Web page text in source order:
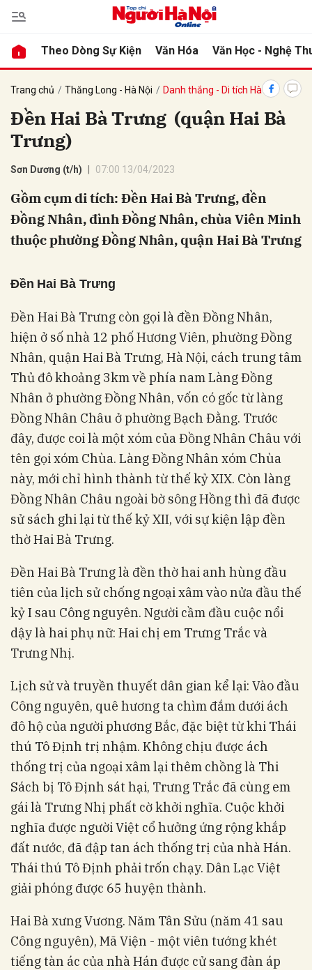
Theo Dòng Sự Kiện Văn Hóa Văn Học - Nghệ
Trang chủ Thăng Long - Hà Nội Danh thắng - Di tích Hà Nội
Đền Hai Bà Trưng (quận Hai Bà
Trưng)
Sơn Dương (t/h) 07:00 13/04/2023
Gồm cụm di tích: Đền Hai Bà Trưng, đền
Đồng Nhân, đình Đồng Nhân, chùa Viên Minh
thuộc phường Đồng Nhân, quận Hai Bà Trưng
Đền Hai Bà Trưng
Đền Hai Bà Trưng còn gọi là đền Đồng Nhân,
hiện ở số nhà 12 phố Hương Viên, phường Đồng
Nhân, quận Hai Bà Trưng, Hà Nội, cách trung tâm
Thủ đô khoảng 3km về phía nam Làng Đồng
Nhân ở phường Đồng Nhân, vốn có gốc từ làng
Đồng Nhân Châu ở phường Bạch Đằng. Trước
đây, được coi là một xóm của Đồng Nhân Châu với
tên gọi xóm Chùa. Làng Đồng Nhân xóm Chùa
này, mới chỉ hình thành từ thế kỷ XIX. Còn làng
Đồng Nhân Châu ngoài bờ sông Hồng thì đã được
sử sách ghi lại từ thế kỷ XII, với sự kiện lập đền
thờ Hai Bà Trưng.
Đền Hai Bà Trưng là đền thờ hai anh hùng đầu
tiên của lịch sử chống ngoại xâm vào nửa đầu thế
kỷ I sau Công nguyên. Người cầm đầu cuộc nổi
dậy là hai phụ nữ: Hai chị em Trưng Trắc và
Trưng Nhị.
Lịch sử và truyền thuyết dân gian kể lại: Vào đầu
Công nguyên, quê hương ta chìm đắm dưới ách
đô hộ của người phương Bắc, đặc biệt từ khi Thái
thú Tô Định trị nhậm. Không chịu được ách
thống trị của ngoại xâm lại thêm chồng là Thi
Sách bị Tô Định sát hại, Trưng Trắc đã cùng em
gái là Trưng Nhị phất cờ khởi nghĩa. Cuộc khởi
nghĩa được người Việt cổ hưởng ứng rộng khắp
đất nước, đã đập tan ách thống trị của nhà Hán.
Thái thú Tô Định phải trốn chạy. Dân Lạc Việt
giải phóng được 65 huyện thành.
Hai Bà xưng Vương. Năm Tân Sửu (năm 41 sau
Công nguyên), Mã Viện - một viên tướng khét
tiếng tàn ác của nhà Hán được cử sang đàn áp
luận
Hủy